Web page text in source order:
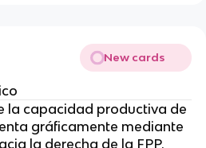
New cards
la capacidad productiva de
gráficamente mediante
la derecha de la FPP.